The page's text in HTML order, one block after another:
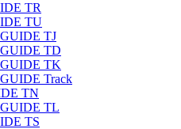
TR
TU
TJ
TD
TK
Track
TN
TL
TS